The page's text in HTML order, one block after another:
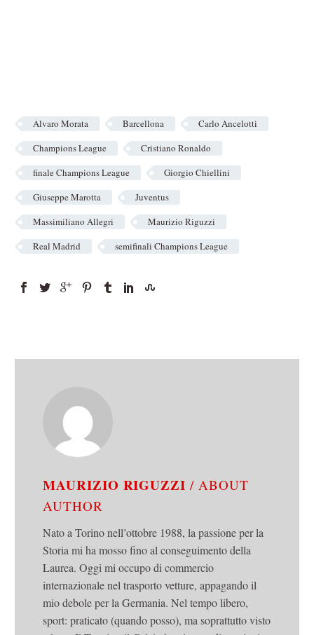
Alvaro Morata Barcellona
Carlo Ancelotti
Champions League
Cristiano Ronaldo
finale Champions League
Giorgio Chiellini
Giuseppe Marotta
Juventus
Massimiliano Allegri
Maurizio Riguzzi
Real Madrid
semifinali Champions League
MAURIZIO RIGUZZI/ ABOUT
AUTHOR
Nato a Torino nell’ottobre 1988, la passione per la
Storia mi ha mosso fino al conseguimento della
Laurea. Oggi mi occupo di commercio
internazionale nel trasporto vetture, appagando il
mio debole per la Germania. Nel tempo libero,
sport: praticato (quando posso), ma soprattutto visto